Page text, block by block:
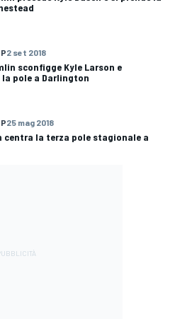
2 set 2018
sconfigge Kyle Larson e
pole a Darlington
25 mag 2018
centra la terza pole stagionale a